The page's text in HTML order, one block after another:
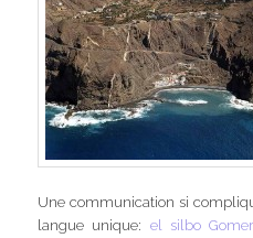
Une communication si
langue unique: el silbo